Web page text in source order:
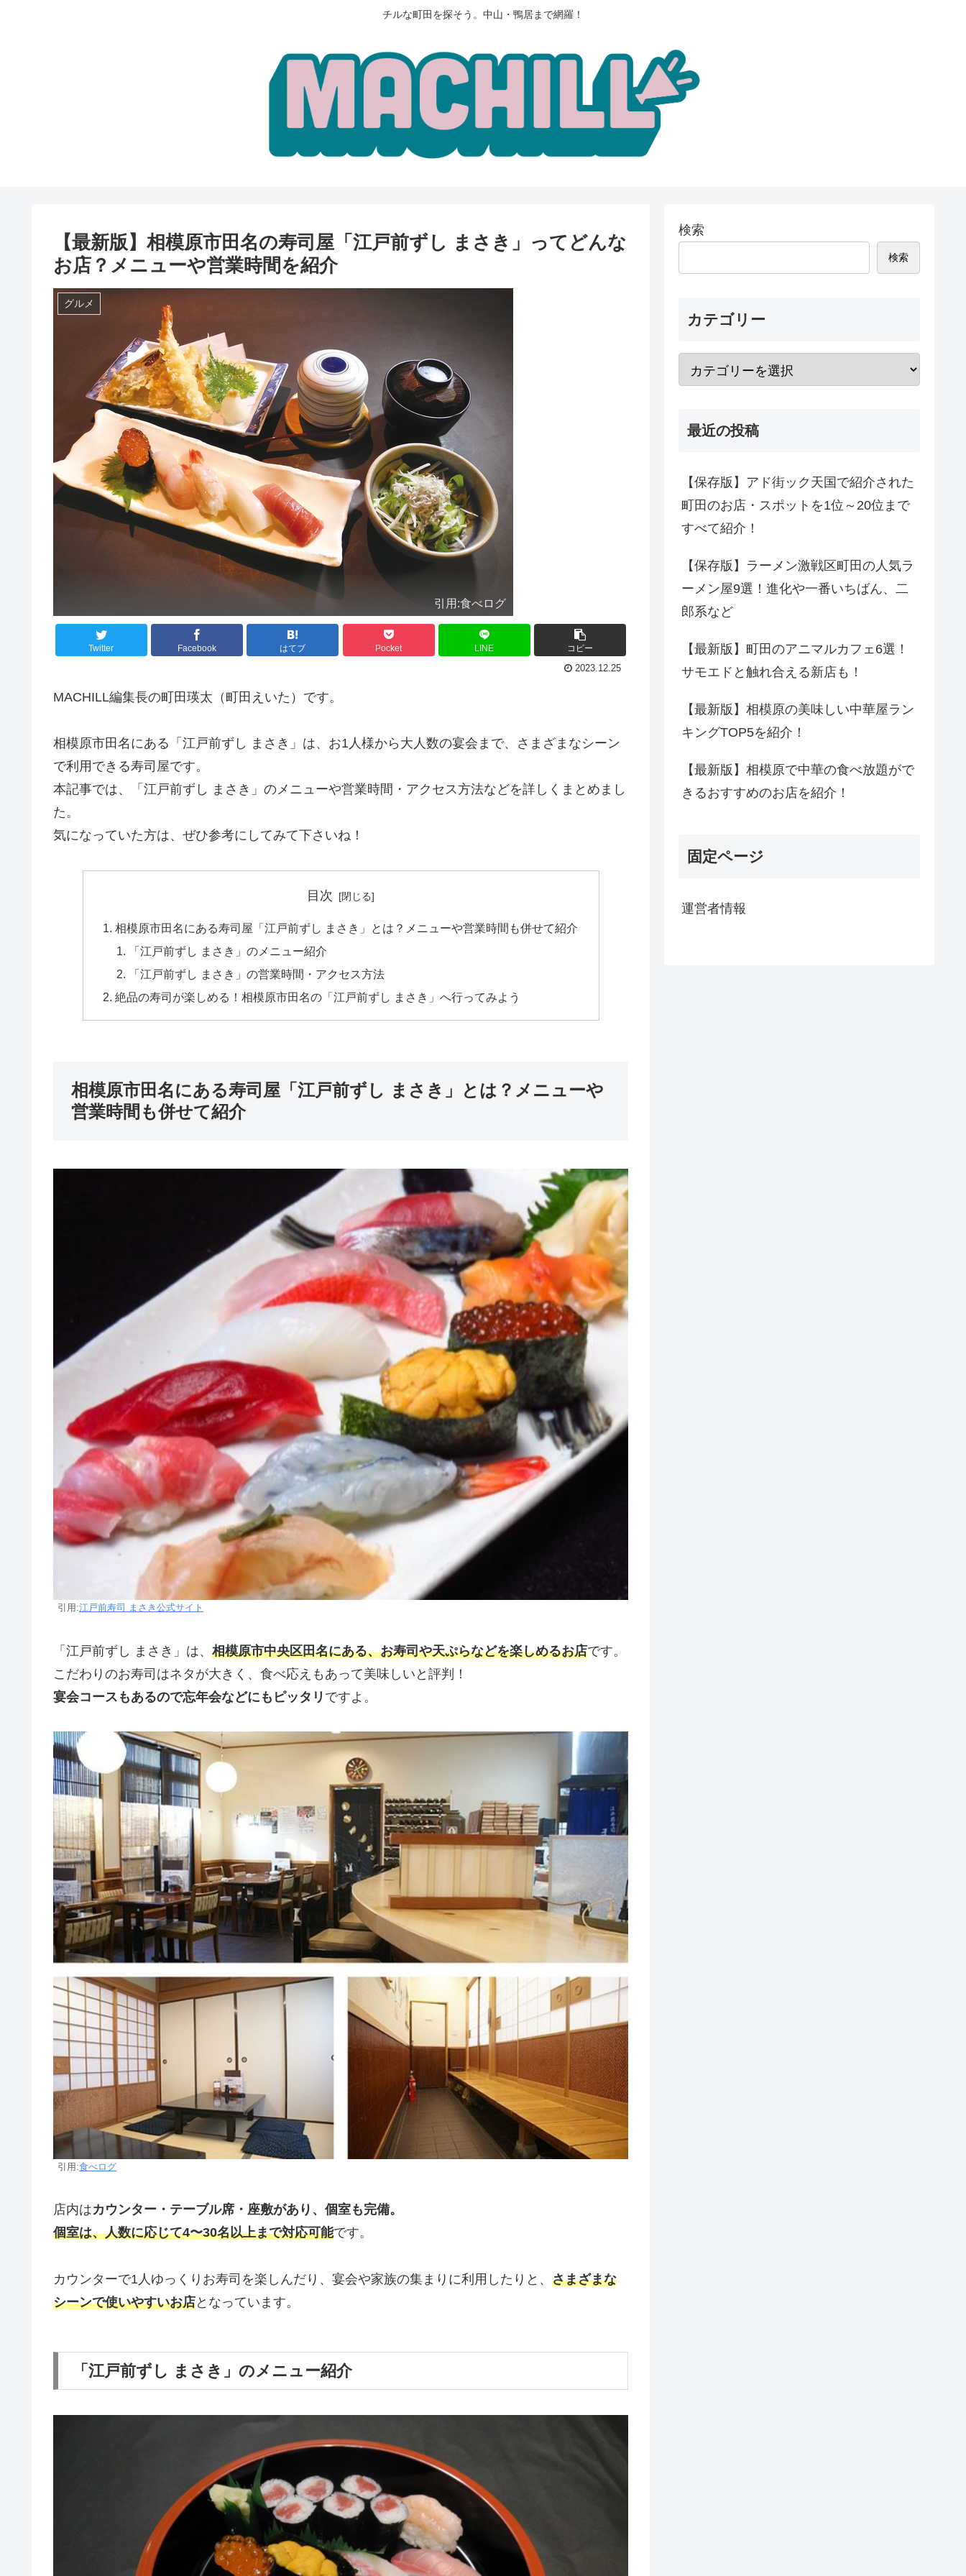
チルな町田を探そう。中山・鴨居まで網羅！
【最新版】相模原市田名の寿司屋「江戸前ずし まさき」ってどんな
お店？メニューや営業時間を紹介
グルメ
引用:食べログ
Twitter Facebook はてブ Pocket LINE コピー
2023.12.25
MACHILL編集長の町田瑛太（町田えいた）です。
相模原市田名にある「江戸前ずし まさき」は、お1人様から大人数の宴会まで、さまざまなシーン
で利用できる寿司屋です。
本記事では、「江戸前ずし まさき」のメニューや営業時間・アクセス方法などを詳しくまとめまし
た。
気になっていた方は、ぜひ参考にしてみて下さいね！
目次
相模原市田名にある寿司屋「江戸前ずし まさき」とは？メニューや営業時間も併せて紹介
「江戸前ずし まさき」のメニュー紹介
「江戸前ずし まさき」の営業時間・アクセス方法
絶品の寿司が楽しめる！相模原市田名の「江戸前ずし まさき」へ行ってみよう
相模原市田名にある寿司屋「江戸前ずし まさき」とは？メニューや
営業時間も併せて紹介
引用:江戸前寿司 まさき公式サイト
「江戸前ずし まさき」は、 相模原市中央区田名にある、お寿司や天ぷらなどを楽しめるお店です。
こだわりのお寿司はネタが大きく、食べ応えもあって美味しいと評判！
宴会コースもあるので忘年会などにもピッタリ ですよ。
引用:食べログ
店内はカウンター・テーブル席・座敷があり、個室も完備。
個室は、人数に応じて4〜30名以上まで対応可能です。
カウンターで1人ゆっくりお寿司を楽しんだり、宴会や家族の集まりに利用したりと、 さまざまな
シーンで使いやすいお店となっています。
「江戸前ずし まさき」のメニュー紹介
検索
検索
カテゴリー
最近の投稿
【保存版】アド街ック天国で紹介された
町田のお店・スポットを1位～20位まで
すべて紹介！
【保存版】ラーメン激戦区町田の人気ラ
ーメン屋9選！進化や一番いちばん、二
郎系など
【最新版】町田のアニマルカフェ6選！
サモエドと触れ合える新店も！
【最新版】相模原の美味しい中華屋ラン
キングTOP5を紹介！
【最新版】相模原で中華の食べ放題がで
きるおすすめのお店を紹介！
固定ページ
運営者情報